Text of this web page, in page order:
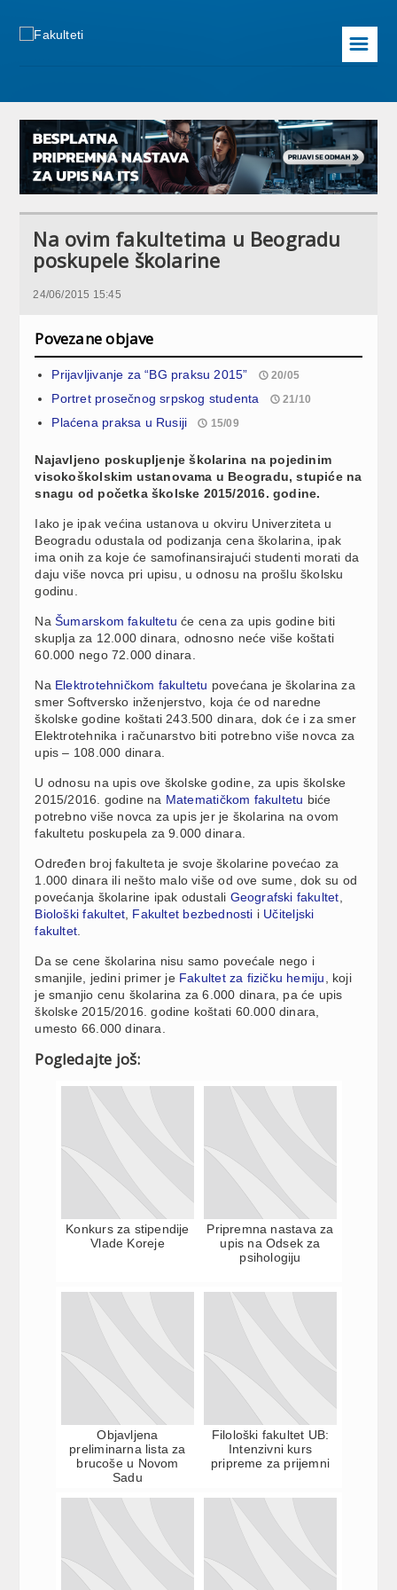
☰
Na ovim fakultetima u Beogradu
poskupele školarine
24/06/2015 15:45
Povezane objave
Prijavljivanje za “BG praksu 2015” 20/05
Portret prosečnog srpskog studenta 21/10
Plaćena praksa u Rusiji 15/09
Najavljeno poskupljenje školarina na pojedinim
visokoškolskim ustanovama u Beogradu, stupiće na
snagu od početka školske 2015/2016. godine.
Iako je ipak većina ustanova u okviru Univerziteta u
Beogradu odustala od podizanja cena školarina, ipak
ima onih za koje će samofinansirajući studenti morati da
daju više novca pri upisu, u odnosu na prošlu školsku
godinu.
NaŠumarskom fakultetu će cena za upis godine biti
skuplja za 12.000 dinara, odnosno neće više koštati
60.000 nego 72.000 dinara.
Na Elektrotehničkom fakultetu povećana je školarina za
smer Softversko inženjerstvo, koja će od naredne
školske godine koštati 243.500 dinara, dok će i za smer
Elektrotehnika i računarstvo biti potrebno više novca za
upis – 108.000 dinara.
U odnosu na upis ove školske godine, za upis školske
2015/2016. godine na Matematičkom fakultetu biće
potrebno više novca za upis jer je školarina na ovom
fakultetu poskupela za 9.000 dinara.
Određen broj fakulteta je svoje školarine povećao za
1.000 dinara ili nešto malo više od ove sume, dok su od
povećanja školarine ipak odustali Geografski fakultet
Biološki fakultet, Fakultet bezbednosti i Učiteljski
fakultet
Da se cene školarina nisu samo povećale nego i
smanjile, jedini primer je Fakultet za fizičku hemiju , koji
je smanjio cenu školarina za 6.000 dinara, pa će upis
školske 2015/2016. godine koštati 60.000 dinara,
umesto 66.000 dinara.
Pogledajte još:
Konkurs za stipendije
Vlade Koreje
Pripremna nastava za
upis na Odsek za
psihologiju
Objavljena
preliminarna lista za
brucoše u Novom
Sadu
Filološki fakultet UB:
Intenzivni kurs
pripreme za prijemni